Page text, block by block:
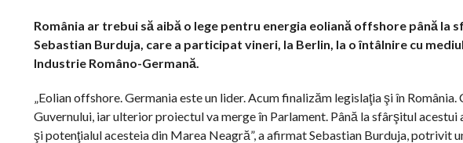
România ar trebui să aibă o lege pentru energia eoliană offshore până la
Sebastian Burduja, care a participat vineri, la Berlin, la o întâlnire cu
Industrie Româno-Germană.
„Eolian offshore. Germania este un lider. Acum finalizăm legislaţia şi în
Guvernului, iar ulterior proiectul va merge în Parlament. Până la sfârşitul
şi potenţialul acesteia din Marea Neagră”, a afirmat Sebastian Burduja, potrivit